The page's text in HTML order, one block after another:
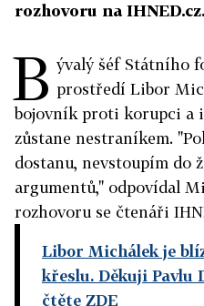
rozhovoru na IHNED.cz.
B ývalý šéf Státního
prostředí Libor
bojovník proti korupci a
zůstane nestraníkem.
dostanu, nevstoupím do
argumentů," odpovídal
rozhovoru se čtenáři
Libor Michálek je
křeslu. Děkuji Pavlu
čtěte ZDE